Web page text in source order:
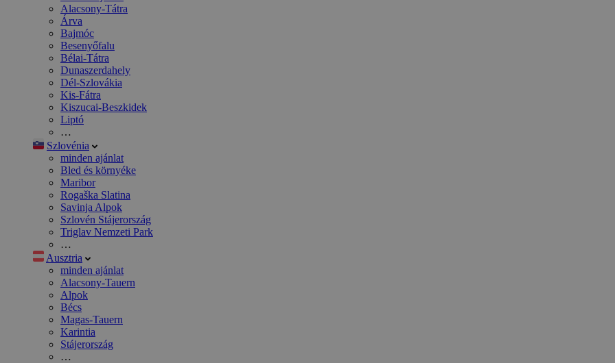
Alacsony-Tátra
Árva
Bajmóc
Besenyőfalu
Bélai-Tátra
Dunaszerdahely
Dél-Szlovákia
Kis-Fátra
Kiszucai-Beszkidek
Liptó
…
Szlovénia
minden ajánlat
Bled és környéke
Maribor
Rogaška Slatina
Savinja Alpok
Szlovén Stájerország
Triglav Nemzeti Park
…
Ausztria
minden ajánlat
Alacsony-Tauern
Alpok
Bécs
Magas-Tauern
Karintia
Stájerország
…